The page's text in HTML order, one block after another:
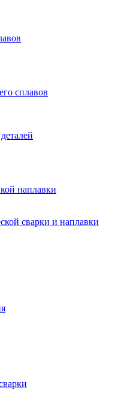
сплавов
наплавки
сварки и наплавки